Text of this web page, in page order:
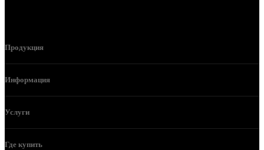
Продукция
Информация
Услуги
Где купить